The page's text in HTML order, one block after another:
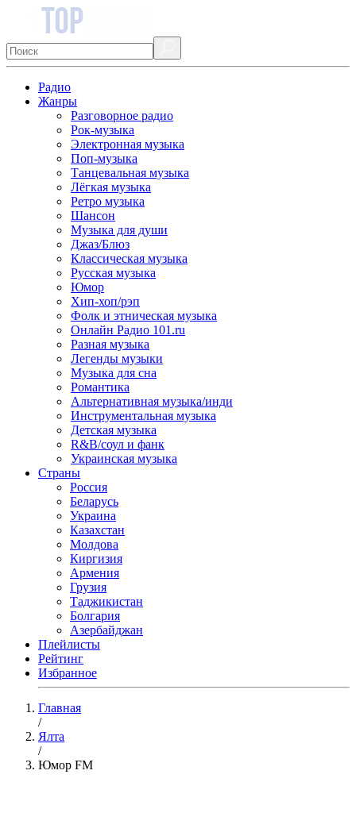
Радио
Жанры
Разговорное радио
Рок-музыка
Электронная музыка
Поп-музыка
Танцевальная музыка
Лёгкая музыка
Ретро музыка
Шансон
Музыка для души
Джаз/Блюз
Классическая музыка
Русская музыка
Юмор
Хип-хоп/рэп
Фолк и этническая музыка
Онлайн Радио 101.ru
Разная музыка
Легенды музыки
Музыка для сна
Романтика
Альтернативная музыка/инди
Инструментальная музыка
Детская музыка
R&B/cоул и фанк
Украинская музыка
Страны
Россия
Беларусь
Украина
Казахстан
Молдова
Киргизия
Армения
Грузия
Таджикистан
Болгария
Азербайджан
Плейлисты
Рейтинг
Избранное
Главная
/
Ялта
/
Юмор FM